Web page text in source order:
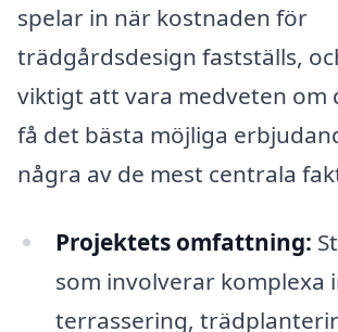
spelar in när kostnaden för
trädgårdsdesign fastställs,
viktigt att vara medveten om
få det bästa möjliga
några av de mest centrala
Projektets omfattning:
som involverar komplexa
terrassering,